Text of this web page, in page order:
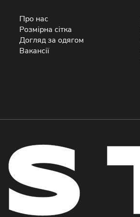
Про нас
Розмірна сітка
Догляд за одягом
Вакансії